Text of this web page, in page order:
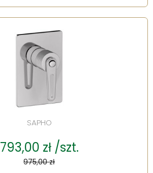
SAPHO
793,00 zł /szt.
975,00 zł